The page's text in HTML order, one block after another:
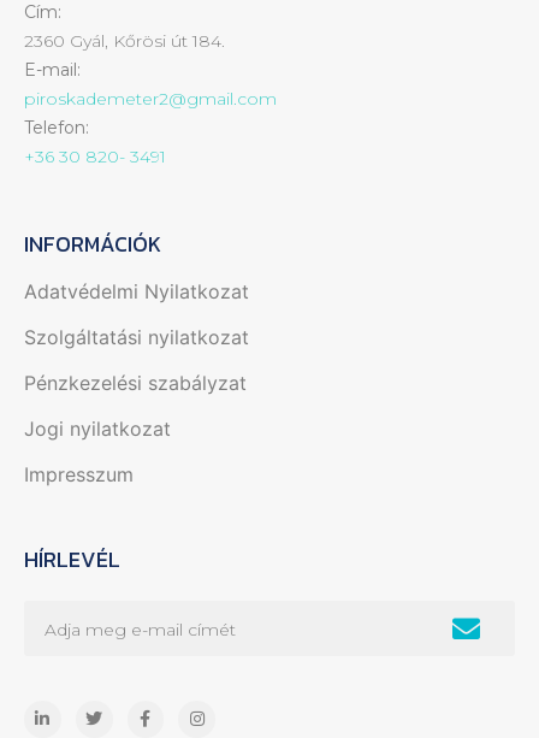
Cím:
2360 Gyál, Kőrösi út 184.
E-mail:
piroskademeter2@gmail.com
Telefon:
+36 30 820- 3491
INFORMÁCIÓK
Adatvédelmi Nyilatkozat
Szolgáltatási nyilatkozat
Pénzkezelési szabályzat
Jogi nyilatkozat
Impresszum
HÍRLEVÉL